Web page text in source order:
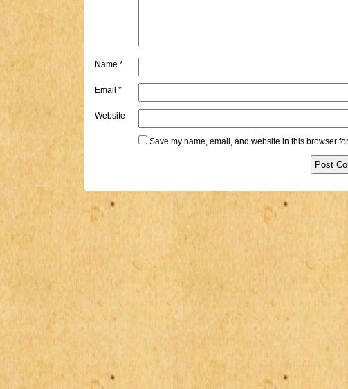
Name *
Email *
Website
Save my name, email, and website in this browser